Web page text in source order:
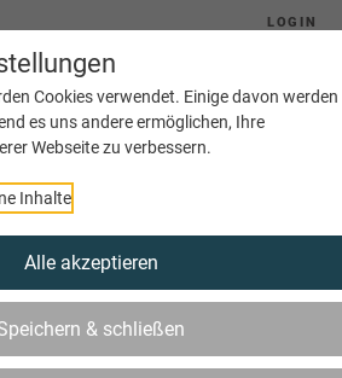
Cookies verwendet. Einige davon werden
es uns andere ermöglichen, Ihre
Webseite zu verbessern.
Inhalte
Alle akzeptieren
& schließen
LOGIN
Aktuelles(current)
Ausbildung